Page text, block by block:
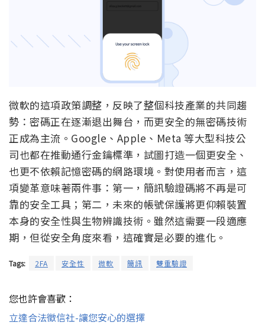
微軟的這項政策調整，反映了整個科技產業的共同趨
勢：密碼正在逐漸退出舞台，而更安全的無密碼技術
正成為主流。Google、Apple、Meta 等大型科技公
司也都在推動通行金鑰標準，試圖打造一個更安全、
也更不依賴記憶密碼的網路環境。對使用者而言，這
項變革意味著兩件事：第一，簡訊驗證碼將不再是可
靠的安全工具；第二，未來的帳號保護將更仰賴裝置
本身的安全性與生物辨識技術。雖然這需要一段適應
期，但從安全角度來看，這確實是必要的進化。
Tags: 2FA 安全性 微軟 簡訊 雙重驗證
您也許會喜歡：
立達合法徵信社-讓您安心的選擇